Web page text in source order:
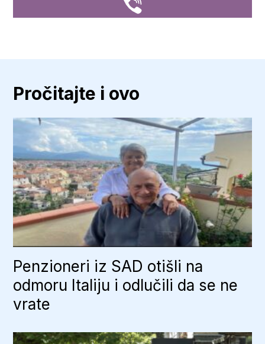
Pročitajte i ovo
Penzioneri iz SAD otišli na
odmoru Italiju i odlučili da se ne
vrate